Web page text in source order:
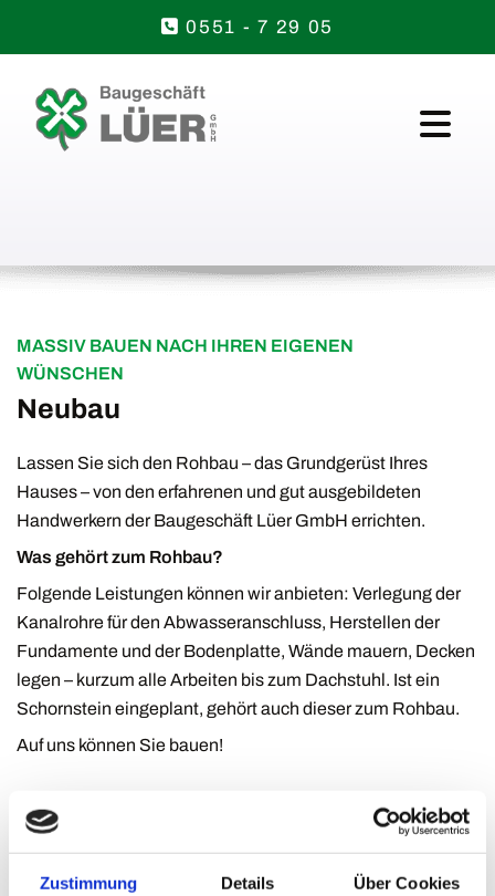
Zustimmung Details Über Cookies
 0551 - 7 29 05
MASSIV BAUEN NACH IHREN EIGENEN
WÜNSCHEN
Neubau
Lassen Sie sich den Rohbau – das Grundgerüst Ihres
Hauses – von den erfahrenen und gut ausgebildeten
Handwerkern der Baugeschäft Lüer GmbH errichten.
Was gehört zum Rohbau?
Folgende Leistungen können wir anbieten: Verlegung der
Kanalrohre für den Abwasseranschluss, Herstellen der
Fundamente und der Bodenplatte, Wände mauern, Decken
legen – kurzum alle Arbeiten bis zum Dachstuhl. Ist ein
Schornstein eingeplant, gehört auch dieser zum Rohbau.
Auf uns können Sie bauen!
JETZT BERATEN LASSEN